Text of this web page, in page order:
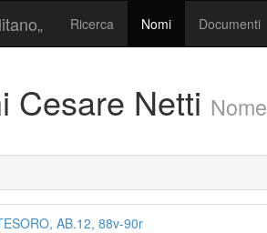
Ricerca Nomi Documenti
Cesare Netti Nome
AB.12, 88v-90r